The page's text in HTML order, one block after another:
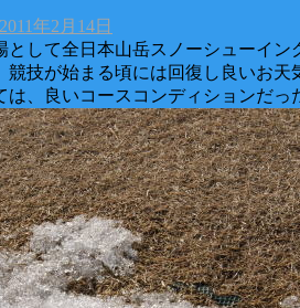
2011年2月14日
として全日本山岳スノーシューイン
競技が始まる頃には回復し良いお天
は、良いコースコンディションだっ